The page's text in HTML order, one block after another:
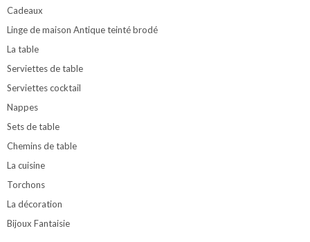
Cadeaux
Linge de maison Antique teinté brodé
La table
Serviettes de table
Serviettes cocktail
Nappes
Sets de table
Chemins de table
La cuisine
Torchons
La décoration
Bijoux Fantaisie